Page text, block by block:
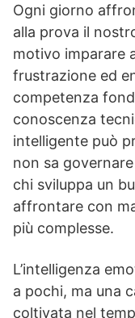
Ogni giorno
alla prova il
motivo imparare
frustrazione ed
competenza
conoscenza
intelligente può
non sa
chi sviluppa un
affrontare con
più complesse.
L’intelligenza
a pochi, ma una
coltivata nel